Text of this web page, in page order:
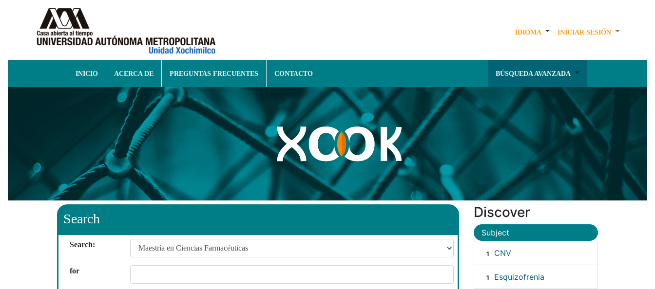
IDIOMA INICIAR SESIÓN
INICIO ACERCA DE PREGUNTAS FRECUENTES CONTACTO BÚSQUEDA AVANZADA
Search
Search:
for
Discover
Subject
1 CNV
1 Esquizofrenia